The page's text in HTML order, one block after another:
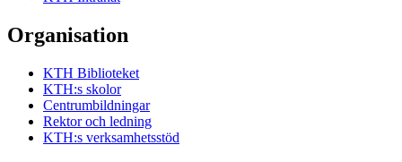
Organisation
KTH Biblioteket
KTH:s skolor
Centrumbildningar
Rektor och ledning
KTH:s verksamhetsstöd